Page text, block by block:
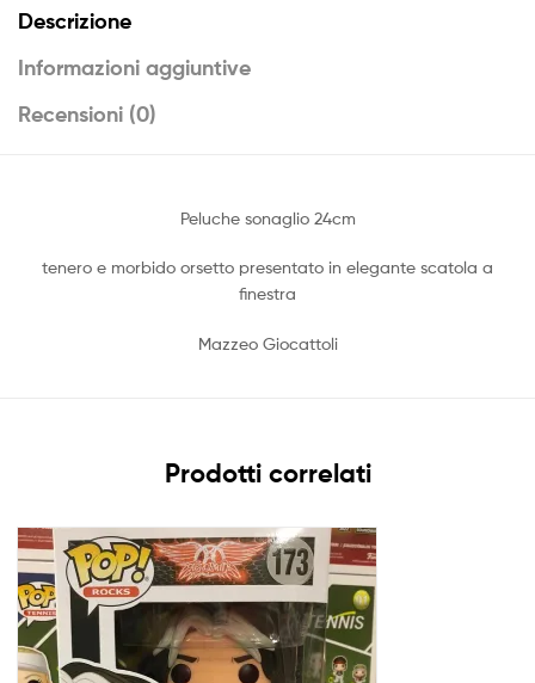
Descrizione
Informazioni aggiuntive
Recensioni (0)
Peluche sonaglio 24cm
tenero e morbido orsetto presentato in elegante scatola a
finestra
Mazzeo Giocattoli
Prodotti correlati